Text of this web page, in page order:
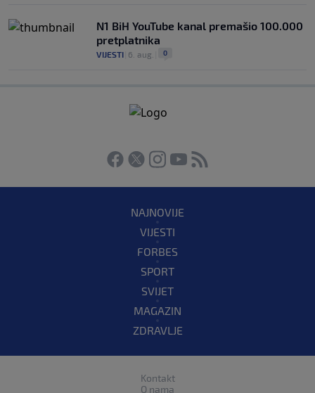
N1 BiH YouTube kanal premašio 100.000
pretplatnika
VIJESTI 6. aug. 0
NAJNOVIJE
VIJESTI
FORBES
SPORT
SVIJET
MAGAZIN
ZDRAVLJE
Kontakt
O nama